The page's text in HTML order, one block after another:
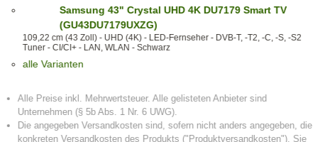
Samsung 43" Crystal UHD 4K DU7179 Smart TV
(GU43DU7179UXZG)
109,22 cm (43 Zoll) - UHD (4K) - LED-Fernseher - DVB-T, -T2, -C, -S, -S2
Tuner - CI/CI+ - LAN, WLAN - Schwarz
alle Varianten